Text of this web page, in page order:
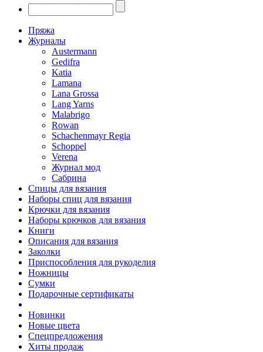
Пряжа
Журналы
Austermann
Gedifra
Katia
Lamana
Lana Grossa
Lang Yarns
Malabrigo
Rowan
Schachenmayr Regia
Schoppel
Verena
Журнал мод
Сабрина
Спицы для вязания
Наборы спиц для вязания
Крючки для вязания
Наборы крючков для вязания
Книги
Описания для вязания
Заколки
Приспособления для рукоделия
Ножницы
Сумки
Подарочные сертификаты
Новинки
Новые цвета
Спецпредложения
Хиты продаж